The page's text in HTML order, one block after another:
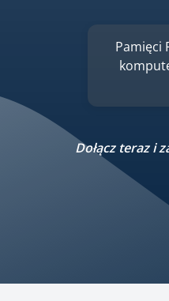
Pamięci
Dołącz teraz i